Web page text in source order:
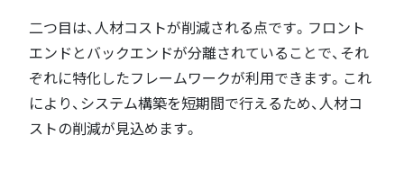
二つ目は、人材コストが削減される点です。フロント
エンドとバックエンドが分離されていることで、それ
ぞれに特化したフレームワークが利用できます。これ
により、システム構築を短期間で行えるため、人材コ
ストの削減が見込めます。